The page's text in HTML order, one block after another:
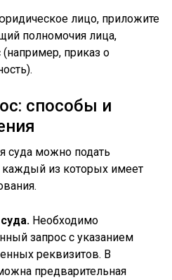
лицо, приложите
полномочия лица,
приказ о
способы и
суда можно подать
из которых имеет
Необходимо
запрос с указанием
реквизитов. В
предварительная